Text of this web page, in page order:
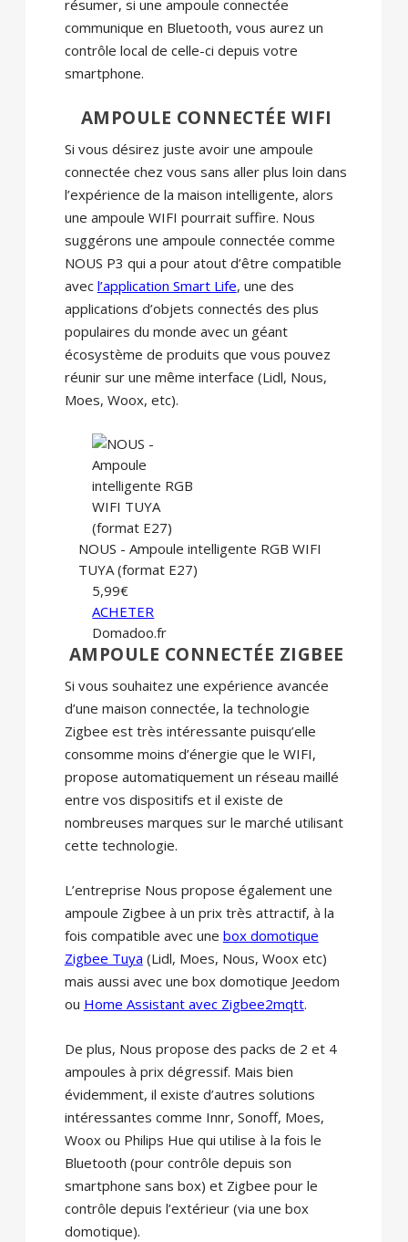
résumer, si une ampoule connectée
communique en Bluetooth, vous aurez un
contrôle local de celle-ci depuis votre
smartphone.
AMPOULE CONNECTÉE WIFI
Si vous désirez juste avoir une ampoule
connectée chez vous sans aller plus loin dans
l’expérience de la maison intelligente, alors
une ampoule WIFI pourrait suffire. Nous
suggérons une ampoule connectée comme
NOUS P3 qui a pour atout d’être compatible
avec l’application Smart Life, une des
applications d’objets connectés des plus
populaires du monde avec un géant
écosystème de produits que vous pouvez
réunir sur une même interface (Lidl, Nous,
Moes, Woox, etc).
NOUS - Ampoule intelligente RGB WIFI
TUYA (format E27)
5,99€
ACHETER
Domadoo.fr
AMPOULE CONNECTÉE ZIGBEE
Si vous souhaitez une expérience avancée
d’une maison connectée, la technologie
Zigbee est très intéressante puisqu’elle
consomme moins d’énergie que le WIFI,
propose automatiquement un réseau maillé
entre vos dispositifs et il existe de
nombreuses marques sur le marché utilisant
cette technologie.
L’entreprise Nous propose également une
ampoule Zigbee à un prix très attractif, à la
fois compatible avec une box domotique
Zigbee Tuya (Lidl, Moes, Nous, Woox etc)
mais aussi avec une box domotique Jeedom
ou Home Assistant avec Zigbee2mqtt.
De plus, Nous propose des packs de 2 et 4
ampoules à prix dégressif. Mais bien
évidemment, il existe d’autres solutions
intéressantes comme Innr, Sonoff, Moes,
Woox ou Philips Hue qui utilise à la fois le
Bluetooth (pour contrôle depuis son
smartphone sans box) et Zigbee pour le
contrôle depuis l’extérieur (via une box
domotique).